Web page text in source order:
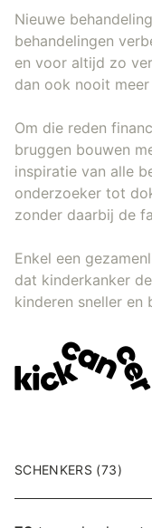
Nieuwe
behandelingen
en voor altijd zo
dan ook nooit
Om die reden
bruggen bouwen
inspiratie van alle
onderzoeker tot
zonder daarbij de
Enkel een
dat kinderkanker
kinderen sneller en
SCHENKERS (73)